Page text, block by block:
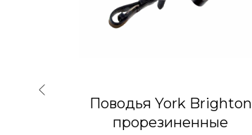
Поводья York Brighton
прорезиненные